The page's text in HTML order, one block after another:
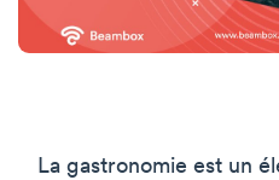
La gastronomie est un